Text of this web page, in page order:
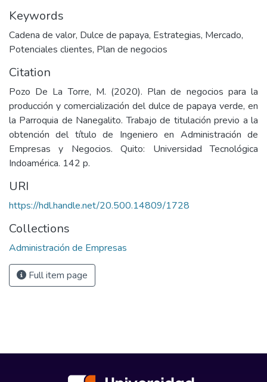
Keywords
Cadena de valor, Dulce de papaya, Estrategias, Mercado,
Potenciales clientes, Plan de negocios
Citation
Pozo De La Torre, M. (2020). Plan de negocios para la
producción y comercialización del dulce de papaya verde, en
la Parroquia de Nanegalito. Trabajo de titulación previo a la
obtención del título de Ingeniero en Administración de
Empresas y Negocios. Quito: Universidad Tecnológica
Indoamérica. 142 p.
URI
https://hdl.handle.net/20.500.14809/1728
Collections
Administración de Empresas
Full item page